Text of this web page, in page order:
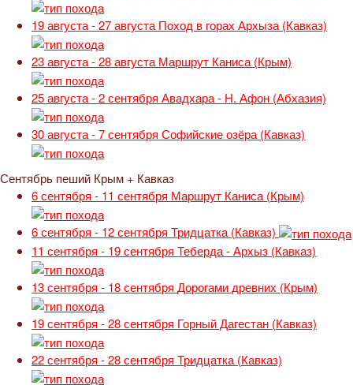
19 августа - 27 августа Поход в горах Архыза (Кавказ)
23 августа - 28 августа Маршрут Каниса (Крым)
25 августа - 2 сентября Авадхара - Н. Афон (Абхазия)
30 августа - 7 сентября Софийские озёра (Кавказ)
Сентябрь пеший Крым + Кавказ
6 сентября - 11 сентября Маршрут Каниса (Крым)
6 сентября - 12 сентября Тридцатка (Кавказ)
11 сентября - 19 сентября Теберда - Архыз (Кавказ)
13 сентября - 18 сентября Дорогами древних (Крым)
19 сентября - 28 сентября Горный Дагестан (Кавказ)
22 сентября - 28 сентября Тридцатка (Кавказ)